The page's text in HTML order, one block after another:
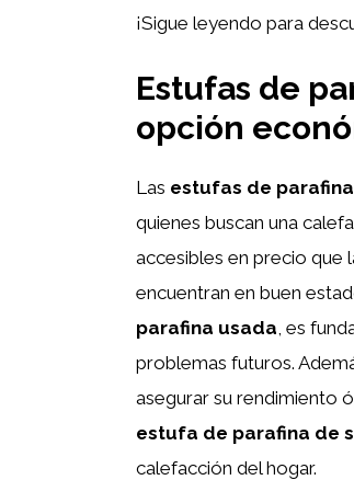
¡Sigue leyendo para
Estufas de
opción
Las estufas de
quienes buscan una
accesibles en precio que
encuentran en buen
parafina usada , es
problemas futuros.
asegurar su rendimiento
estufa de parafina de
calefacción del hogar.